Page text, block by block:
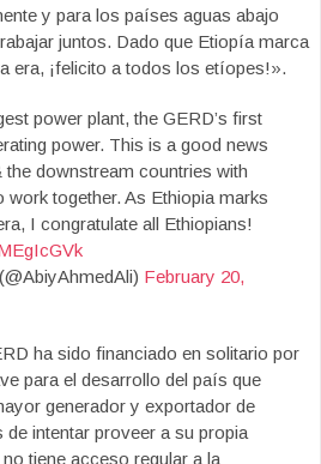
y para los países aguas abajo
juntos. Dado que Etiopía marca
era, ¡felicito a todos los etíopes!».
power plant, the GERD’s first
power. This is a good news
downstream countries with
work together. As Ethiopia marks
I congratulate all Ethiopians!
February 20,
ha sido financiado en solitario por
para el desarrollo del país que
generador y exportador de
intentar proveer a su propia
tiene acceso regular a la